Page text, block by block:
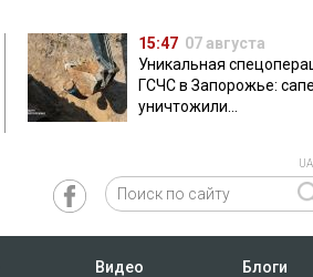
15:47 07 августа
Уникальная
ГСЧС в Запорожье:
уничтожили
UA
Видео Блоги